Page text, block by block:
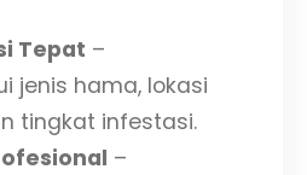
Tepat –
jenis hama, lokasi
tingkat infestasi.
–